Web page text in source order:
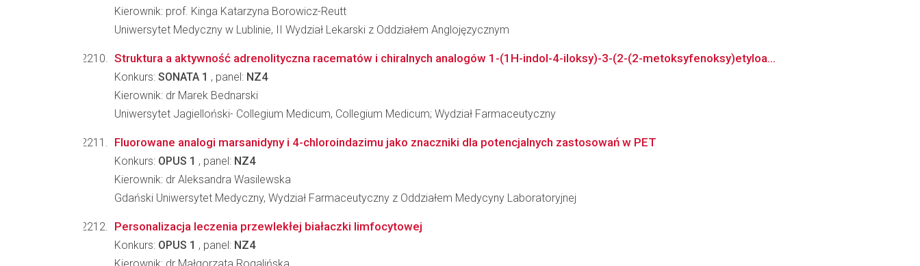
Kierownik: prof. Kinga Katarzyna Borowicz-Reutt
Uniwersytet Medyczny w Lublinie, II Wydział Lekarski z Oddziałem Anglojęzycznym
Struktura a aktywność adrenolityczna racematów i chiralnych analogów 1-(1H-indol-4-iloksy)-3-(2-(2-metoksyfenoksy)etyloa...
Konkurs: SONATA 1 , panel: NZ4
Kierownik: dr Marek Bednarski
Uniwersytet Jagielloński- Collegium Medicum, Collegium Medicum; Wydział Farmaceutyczny
Fluorowane analogi marsanidyny i 4-chloroindazimu jako znaczniki dla potencjalnych zastosowań w PET
Konkurs: OPUS 1 , panel: NZ4
Kierownik: dr Aleksandra Wasilewska
Gdański Uniwersytet Medyczny, Wydział Farmaceutyczny z Oddziałem Medycyny Laboratoryjnej
Personalizacja leczenia przewlekłej białaczki limfocytowej
Konkurs: OPUS 1 , panel: NZ4